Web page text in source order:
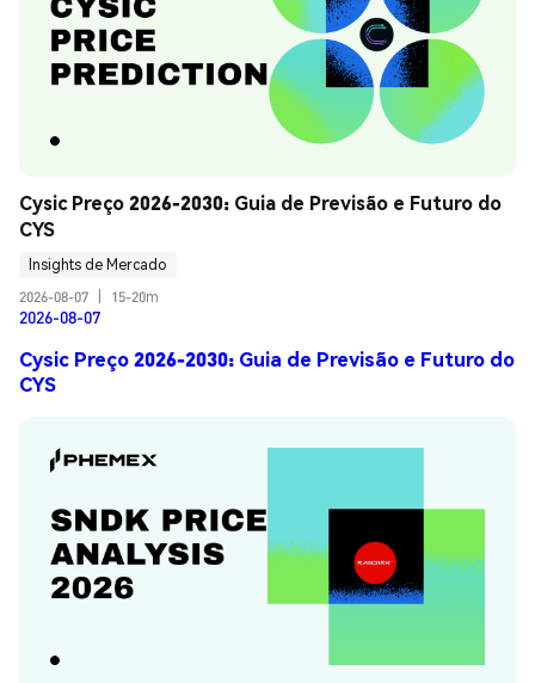
Cysic Preço 2026-2030: Guia de Previsão e Futuro do
CYS
Insights de Mercado
2026-08-07
15-20m
2026-08-07
Cysic Preço 2026-2030: Guia de Previsão e Futuro do
CYS